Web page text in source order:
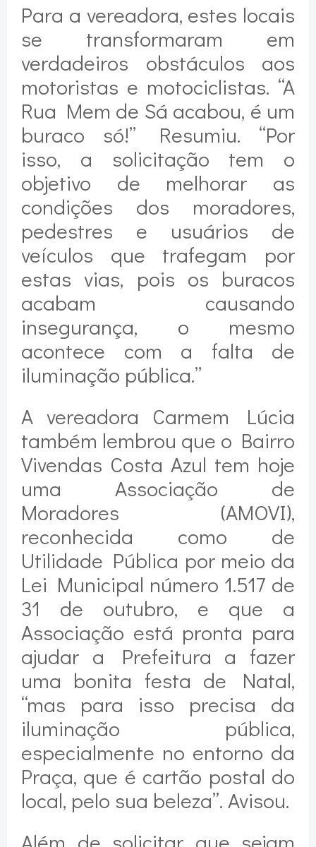
Para a vereadora, estes locais
se transformaram em
verdadeiros obstáculos aos
motoristas e motociclistas. “A
Rua Mem de Sá acabou, é um
buraco só!” Resumiu. “Por
isso, a solicitação tem o
objetivo de melhorar as
condições dos moradores,
pedestres e usuários de
veículos que trafegam por
estas vias, pois os buracos
acabam causando
insegurança, o mesmo
acontece com a falta de
iluminação pública.”
A vereadora Carmem Lúcia
também lembrou que o Bairro
Vivendas Costa Azul tem hoje
uma Associação de
Moradores (AMOVI),
reconhecida como de
Utilidade Pública por meio da
Lei Municipal número 1.517 de
31 de outubro, e que a
Associação está pronta para
ajudar a Prefeitura a fazer
uma bonita festa de Natal,
“mas para isso precisa da
iluminação pública,
especialmente no entorno da
Praça, que é cartão postal do
local, pelo sua beleza”. Avisou.